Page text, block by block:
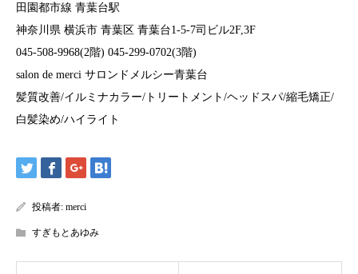
田園都市線 青葉台駅
神奈川県 横浜市 青葉区 青葉台1-5-7司ビル2F,3F
045-508-9968(2階) 045-299-0702(3階)
salon de merci サロンドメルシー青葉台
髪質改善/イルミナカラー/トリートメント/ヘッドスパ/縮毛矯正/
白髪染め/ハイライト
投稿者: merci
すぎもとあゆみ